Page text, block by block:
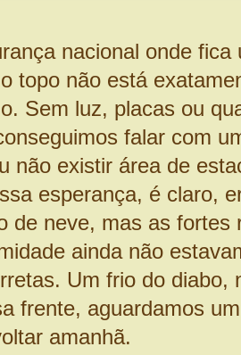
nacional onde fica
topo não está
Sem luz, placas ou
falar com
não existir área de
esperança, é claro,
de neve, mas as fortes
ainda não
Um frio do diabo,
frente, aguardamos
amanhã.